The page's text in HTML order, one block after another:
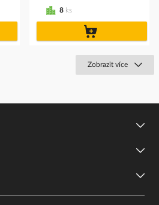
8 ks
Zobrazit více